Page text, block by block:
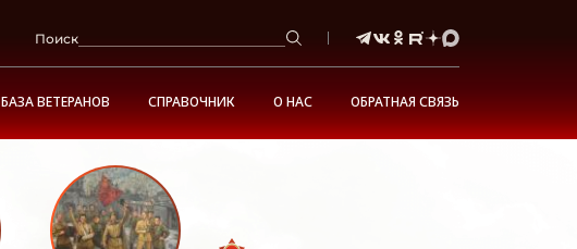
Поиск
БАЗА ВЕТЕРАНОВ СПРАВОЧНИК О НАС ОБРАТНАЯ СВЯЗЬ